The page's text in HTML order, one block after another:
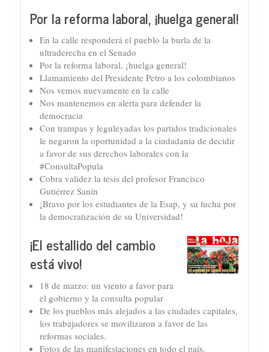
Por la reforma laboral, ¡huelga general!
En la calle responderá el pueblo la burla de la
ultraderecha en el Senado
Por la reforma laboral, ¡huelga general!
Llamamiento del Presidente Petro a los colombianos
Nos vemos nuevamente en la calle
Nos mantenemos en alerta para defender la
democracia
Con trampas y leguleyadas los partidos tradicionales
le negaron la oportunidad a la ciudadanía de decidir
a favor de sus derechos laborales con la
#ConsultaPopula
Cobra validez la tesis del profesor Francisco
Gutiérrez Sanín
¡Bravo por los estudiantes de la Esap, y su lucha por
la democratización de su Universidad!
¡El estallido del cambio
está vivo!
18 de marzo: un viento a favor para
el gobierno y la consulta popular
De los pueblos más alejados a las ciudades capitales,
los trabajadores se movilizaron a favor de las
reformas sociales.
Fotos de las manifestaciones en todo el país.